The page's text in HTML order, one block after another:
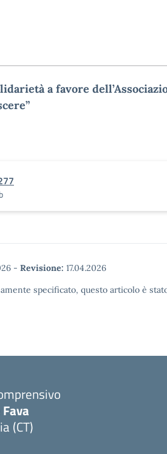
a favore
- Revisione: 17.04.2026
specificato, questo articolo è
(CT)